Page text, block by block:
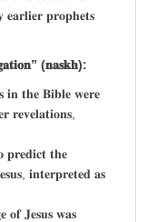
𝐩𝐫𝐨𝐩𝐡𝐞𝐭𝐬
(𝐧𝐚𝐬𝐤𝐡):
𝐢𝐧 𝐭𝐡𝐞 𝐁𝐢𝐛𝐥𝐞 𝐰𝐞𝐫𝐞
𝐫𝐞𝐯𝐞𝐥𝐚𝐭𝐢𝐨𝐧𝐬,
𝐩𝐫𝐞𝐝𝐢𝐜𝐭 𝐭𝐡𝐞
𝐢𝐧𝐭𝐞𝐫𝐩𝐫𝐞𝐭𝐞𝐝 𝐚𝐬
𝐨𝐟 𝐉𝐞𝐬𝐮𝐬 𝐰𝐚𝐬